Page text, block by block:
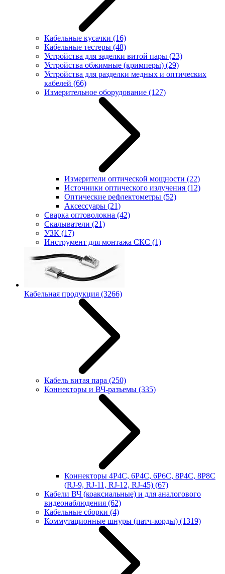
Кабельные кусачки (16)
Кабельные тестеры (48)
Устройства для заделки витой пары (23)
Устройства обжимные (кримперы) (29)
Устройства для разделки медных и оптических
кабелей (66)
Измерительное оборудование (127)
Измерители оптической мощности (22)
Источники оптического излучения (12)
Оптические рефлектометры (52)
Аксессуары (21)
Сварка оптоволокна (42)
Скалыватели (21)
УЗК (17)
Инструмент для монтажа СКС (1)
Кабельная продукция (3266)
Кабель витая пара (250)
Коннекторы и ВЧ-разъемы (335)
Коннекторы 4P4C, 6P4C, 6P6C, 8P4C, 8P8C
(RJ-9, RJ-11, RJ-12, RJ-45) (67)
Кабели ВЧ (коаксиальные) и для аналогового
видеонаблюдения (62)
Кабельные сборки (4)
Коммутационные шнуры (патч-корды) (1319)